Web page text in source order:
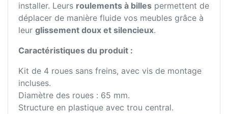
installer. Leurs roulements à billes permettent de
déplacer de manière fluide vos meubles grâce à
leur glissement doux et silencieux.
Caractéristiques du produit :
Kit de 4 roues sans freins, avec vis de montage
incluses.
Diamètre des roues : 65 mm.
Structure en plastique avec trou central.